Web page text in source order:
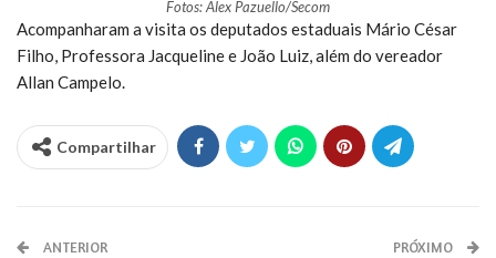
Fotos: Alex Pazuello/Secom
Acompanharam a visita os deputados estaduais Mário César
Filho, Professora Jacqueline e João Luiz, além do vereador
Allan Campelo.
Compartilhar
ANTERIOR PRÓXIMO